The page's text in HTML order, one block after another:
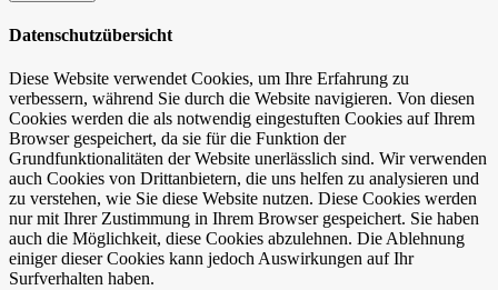
Datenschutzübersicht
Diese Website verwendet Cookies, um Ihre Erfahrung zu
verbessern, während Sie durch die Website navigieren. Von diesen
Cookies werden die als notwendig eingestuften Cookies auf Ihrem
Browser gespeichert, da sie für die Funktion der
Grundfunktionalitäten der Website unerlässlich sind. Wir verwenden
auch Cookies von Drittanbietern, die uns helfen zu analysieren und
zu verstehen, wie Sie diese Website nutzen. Diese Cookies werden
nur mit Ihrer Zustimmung in Ihrem Browser gespeichert. Sie haben
auch die Möglichkeit, diese Cookies abzulehnen. Die Ablehnung
einiger dieser Cookies kann jedoch Auswirkungen auf Ihr
Surfverhalten haben.